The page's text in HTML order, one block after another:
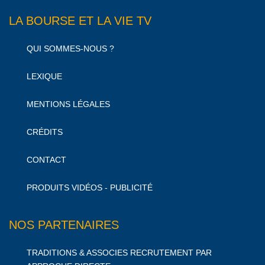
LA BOURSE ET LA VIE TV
QUI SOMMES-NOUS ?
LEXIQUE
MENTIONS LÉGALES
CRÉDITS
CONTACT
PRODUITS VIDÉOS - PUBLICITÉ
NOS PARTENAIRES
TRADITIONS & ASSOCIES RECRUTEMENT PAR